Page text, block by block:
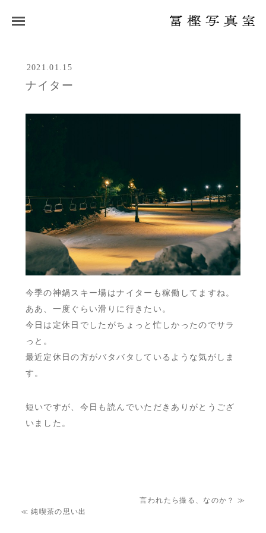
2021.01.15
ナイター
今季の神鍋スキー場はナイターも稼働してますね。
ああ、一度ぐらい滑りに行きたい。
今日は定休日でしたがちょっと忙しかったのでサラ
っと。
最近定休日の方がバタバタしているような気がしま
す。
短いですが、今日も読んでいただきありがとうござ
いました。
言われたら撮る、なのか？
≫
≪純喫茶の思い出